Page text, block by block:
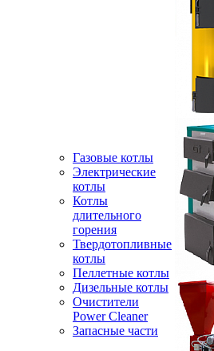
Газовые котлы
Электрические
котлы
Котлы
длительного
горения
Твердотопливные
котлы
Пеллетные котлы
Дизельные котлы
Очистители
Power Cleaner
Запасные части